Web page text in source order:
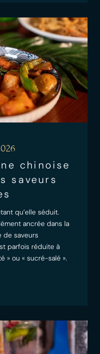
chinoise
saveurs
qu’elle séduit.
ancrée dans la
de saveurs
parfois réduite à
» ou « sucré-salé ».